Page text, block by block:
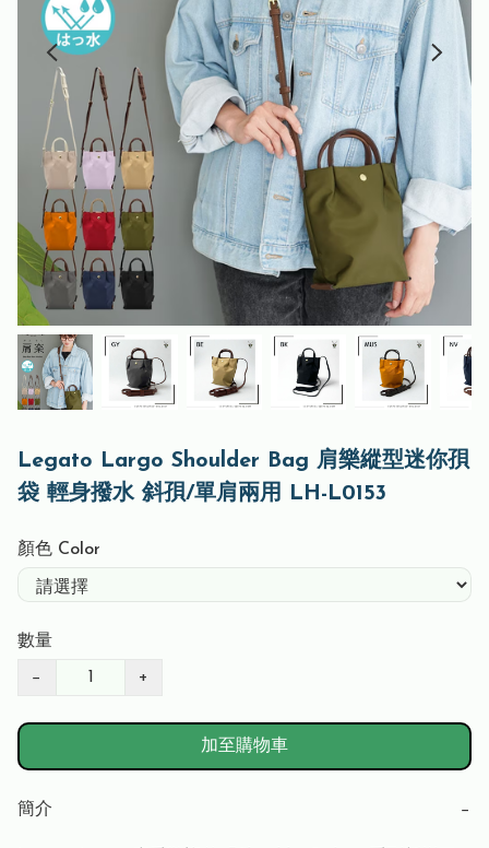
Legato Largo Shoulder Bag 肩樂縱型迷你孭
袋 輕身撥水 斜孭/單肩兩用 LH-L0153
顏色 Color
數量
− +
加至購物車
簡介 −